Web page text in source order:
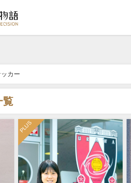
カー
覧
PLUS